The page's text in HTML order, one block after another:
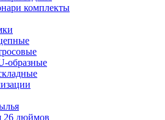
комплекты
образные
26 дюймов